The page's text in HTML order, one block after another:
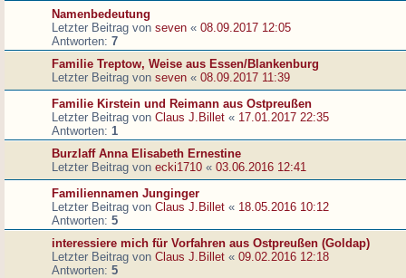
Namenbedeutung
Letzter Beitrag von seven « 08.09.2017 12:05
Antworten: 7
Familie Treptow, Weise aus Essen/Blankenburg
Letzter Beitrag von seven « 08.09.2017 11:39
Familie Kirstein und Reimann aus Ostpreußen
Letzter Beitrag von Claus J.Billet « 17.01.2017 22:35
Antworten: 1
Burzlaff Anna Elisabeth Ernestine
Letzter Beitrag von ecki1710 « 03.06.2016 12:41
Familiennamen Junginger
Letzter Beitrag von Claus J.Billet « 18.05.2016 10:12
Antworten: 5
interessiere mich für Vorfahren aus Ostpreußen (Goldap)
Letzter Beitrag von Claus J.Billet « 09.02.2016 12:18
Antworten: 5